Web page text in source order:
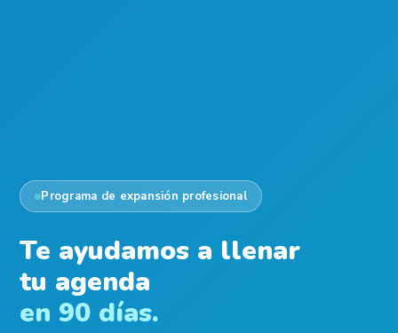
Programa de expansión profesional
Te ayudamos a llenar
tu agenda
en 90 días.